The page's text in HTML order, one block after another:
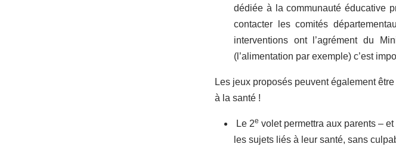
dédiée à la communauté éducative
contacter les comités
interventions ont l’agrément du
(l’alimentation par exemple) c’est
Les jeux proposés peuvent également
à la santé !
Le 2e volet permettra aux parents –
les sujets liés à leur santé, sans